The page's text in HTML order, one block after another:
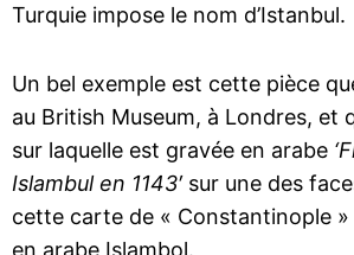
Turquie impose le nom d’Istanbul.
Un bel exemple est cette pièce
au British Museum, à Londres, et
sur laquelle est gravée en arabe
Islambul en 1143′sur une des
cette carte de « Constantinople »
en arabe Islambol.